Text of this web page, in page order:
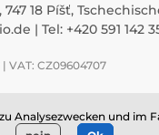
747 18 Píšť,
| Tel: +420 591 142
VAT: CZ09604707
und